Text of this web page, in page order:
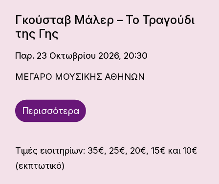
Γκούσταβ Μάλερ – Το Τραγούδι
της Γης
Παρ. 23 Οκτωβρίου 2026, 20:30
ΜΕΓΑΡΟ ΜΟΥΣΙΚΗΣ ΑΘΗΝΩΝ
Περισσότερα
Τιμές εισιτηρίων: 35€, 25€, 20€, 15€ και 10€
(εκπτωτικό)